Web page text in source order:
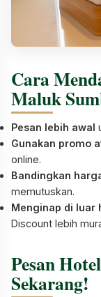
Cara
Maluk
Pesan lebih awal
Gunakan promo
online.
Bandingkan
memutuskan.
Menginap di luar
Discount lebih
Pesan
Sekarang!